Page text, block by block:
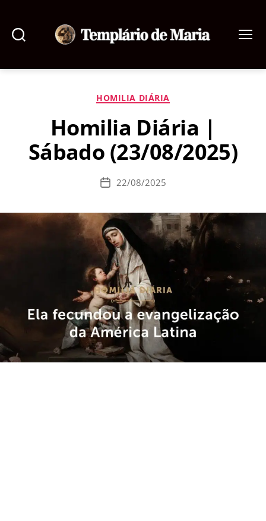
de
Categorias
HOMILIA DIÁRIA
Homilia Diária |
Sábado (23/08/2025)
Data22/08/2025